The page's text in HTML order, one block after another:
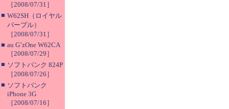
［2008/07/31］
■ W62SH（ロイヤル
パープル）
［2008/07/31］
■ au G’zOne W62CA
［2008/07/29］
■ ソフトバンク 824P
［2008/07/26］
■ ソフトバンク
iPhone 3G
［2008/07/16］